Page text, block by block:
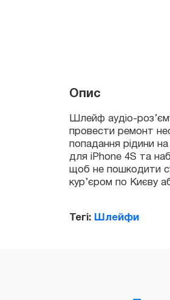
Опис
Шлейф аудіо-
провести ремонт
для iPhone 4S та
щоб не пошкодити
кур’єром по Києву
Тегі: Шлейфи